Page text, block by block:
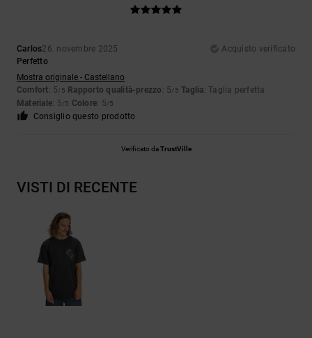
Carlos26. novembre 2025
Acquisto verificato
Perfetto
Mostra originale - Castellano
Comfort: 5/5 Rapporto qualità-prezzo : 5/5 Taglia: Taglia perfetta
Materiale: 5/5 Colore: 5/5
Consiglio questo prodotto
Verificato daTrustVille
VISTI DI RECENTE